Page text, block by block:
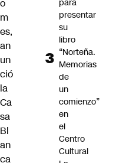
o
m
es,
an
un
ció
la
Ca
sa
Bl
an
ca
para
presentar
su
libro
“Norteña.
Memorias
de
un
comienzo”
en
el
Centro
Cultural